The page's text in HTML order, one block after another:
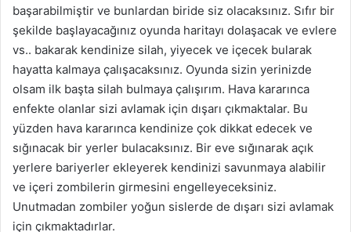
başarabilmiştir ve bunlardan biride siz olacaksınız. Sıfır bir
şekilde başlayacağınız oyunda haritayı dolaşacak ve evlere
vs.. bakarak kendinize silah, yiyecek ve içecek bularak
hayatta kalmaya çalışacaksınız. Oyunda sizin yerinizde
olsam ilk başta silah bulmaya çalışırım. Hava kararınca
enfekte olanlar sizi avlamak için dışarı çıkmaktalar. Bu
yüzden hava kararınca kendinize çok dikkat edecek ve
sığınacak bir yerler bulacaksınız. Bir eve sığınarak açık
yerlere bariyerler ekleyerek kendinizi savunmaya alabilir
ve içeri zombilerin girmesini engelleyeceksiniz.
Unutmadan zombiler yoğun sislerde de dışarı sizi avlamak
için çıkmaktadırlar.